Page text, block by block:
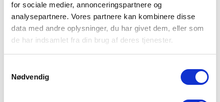
for sociale medier, annonceringspartnere og
analysepartnere. Vores partnere kan kombinere disse
data med andre oplysninger, du har givet dem, eller som
de har indsamlet fra din brug af deres tjenester.
Nødvendig
Analysér for partikeltælling, vandindhold, viskositet og
andre relevante parametre.
Brug resultaterne til at justere vedligeholdelsesintervaller
og identificere potentielle problemer tidligt.